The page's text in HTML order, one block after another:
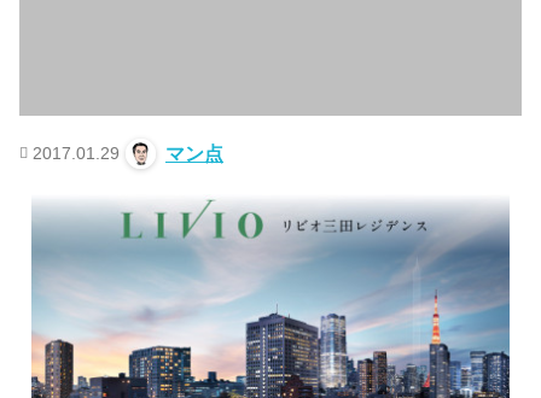
2017.01.29 マン点